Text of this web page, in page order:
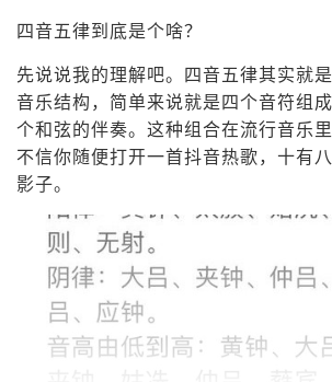
四音五律到底是个啥？
先说说我的理解吧。四音五律其实就
音乐结构，简单来说就是四个音符组
个和弦的伴奏。这种组合在流行音乐里
不信你随便打开一首抖音热歌，十有
影子。